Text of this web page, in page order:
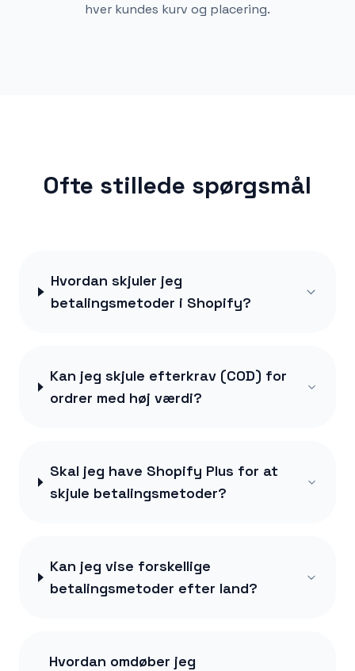
hver kundes kurv og placering.
Ofte stillede spørgsmål
Hvordan skjuler jeg
betalingsmetoder i Shopify?
Kan jeg skjule efterkrav (COD) for
ordrer med høj værdi?
Skal jeg have Shopify Plus for at
skjule betalingsmetoder?
Kan jeg vise forskellige
betalingsmetoder efter land?
Hvordan omdøber jeg